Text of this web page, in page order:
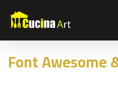
Font Awesome